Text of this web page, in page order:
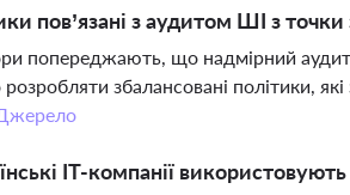
пов’язані з аудитом ШІ з точки
попереджають, що надмірний
збалансовані політики,
ІТ-компанії